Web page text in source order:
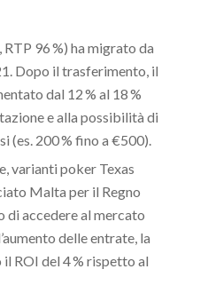
96 %) ha migrato da
Dopo il trasferimento, il
dal 12 % al 18 %
e alla possibilità di
(es. 200 % fino a €500).
varianti poker Texas
Malta per il Regno
di accedere al mercato
delle entrate, la
ROI del 4 % rispetto al